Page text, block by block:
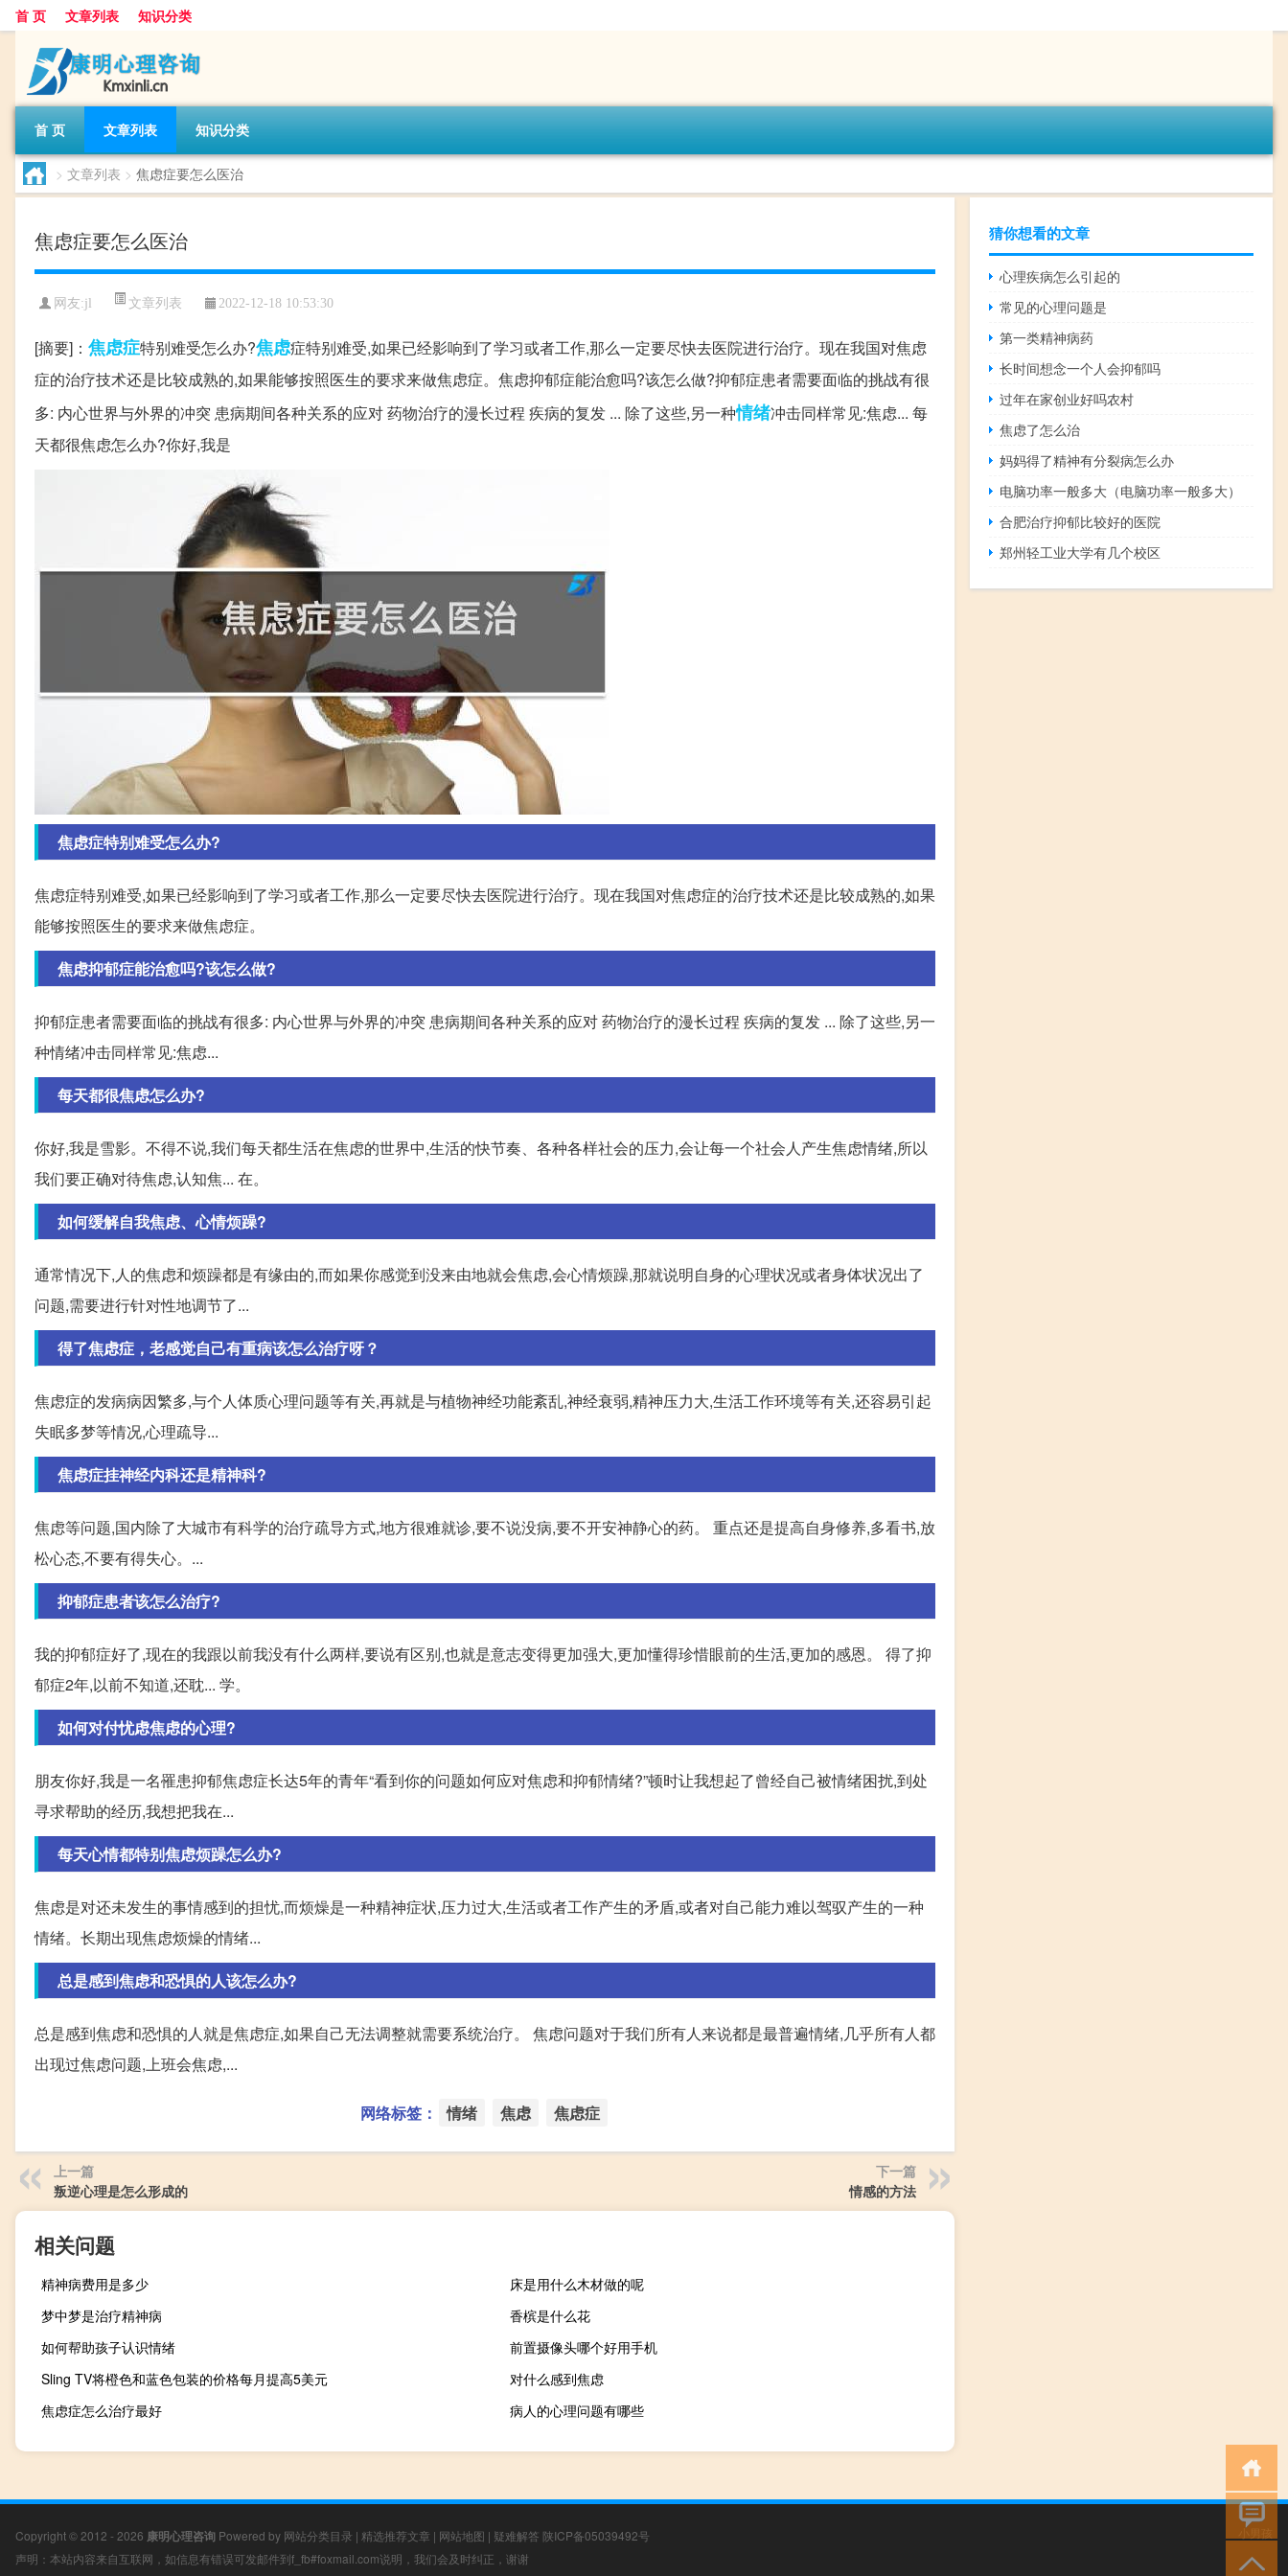
首 页 文章列表 知识分类
首 页 文章列表 知识分类
> 文章列表 > 焦虑症要怎么医治
焦虑症要怎么医治
网友:jl 文章列表 2022-12-18 10:53:30
[摘要]： 焦虑症特别难受怎么办?焦虑症特别难受,如果已经影响到了学习或者工作,那么一定要尽快去医院进行治疗。现在我国对焦虑
症的治疗技术还是比较成熟的,如果能够按照医生的要求来做焦虑症。焦虑抑郁症能治愈吗?该怎么做?抑郁症患者需要面临的挑战有很
多: 内心世界与外界的冲突 患病期间各种关系的应对 药物治疗的漫长过程 疾病的复发 ... 除了这些,另一种情绪冲击同样常见:焦虑... 每
天都很焦虑怎么办?你好,我是
焦虑症特别难受怎么办?
焦虑症特别难受,如果已经影响到了学习或者工作,那么一定要尽快去医院进行治疗。现在我国对焦虑症的治疗技术还是比较成熟的,如果
能够按照医生的要求来做焦虑症。
焦虑抑郁症能治愈吗?该怎么做?
抑郁症患者需要面临的挑战有很多: 内心世界与外界的冲突 患病期间各种关系的应对 药物治疗的漫长过程 疾病的复发 ... 除了这些,另一
种情绪冲击同样常见:焦虑...
每天都很焦虑怎么办?
你好,我是雪影。不得不说,我们每天都生活在焦虑的世界中,生活的快节奏、各种各样社会的压力,会让每一个社会人产生焦虑情绪,所以
我们要正确对待焦虑,认知焦... 在。
如何缓解自我焦虑、心情烦躁?
通常情况下,人的焦虑和烦躁都是有缘由的,而如果你感觉到没来由地就会焦虑,会心情烦躁,那就说明自身的心理状况或者身体状况出了
问题,需要进行针对性地调节了...
得了焦虑症，老感觉自己有重病该怎么治疗呀？
焦虑症的发病病因繁多,与个人体质心理问题等有关,再就是与植物神经功能紊乱,神经衰弱,精神压力大,生活工作环境等有关,还容易引起
失眠多梦等情况,心理疏导...
焦虑症挂神经内科还是精神科?
焦虑等问题,国内除了大城市有科学的治疗疏导方式,地方很难就诊,要不说没病,要不开安神静心的药。 重点还是提高自身修养,多看书,放
松心态,不要有得失心。...
抑郁症患者该怎么治疗?
我的抑郁症好了,现在的我跟以前我没有什么两样,要说有区别,也就是意志变得更加强大,更加懂得珍惜眼前的生活,更加的感恩。 得了抑
郁症2年,以前不知道,还耽... 学。
如何对付忧虑焦虑的心理?
朋友你好,我是一名罹患抑郁焦虑症长达5年的青年“看到你的问题如何应对焦虑和抑郁情绪?”顿时让我想起了曾经自己被情绪困扰,到处
寻求帮助的经历,我想把我在...
每天心情都特别焦虑烦躁怎么办?
焦虑是对还未发生的事情感到的担忧,而烦燥是一种精神症状,压力过大,生活或者工作产生的矛盾,或者对自己能力难以驾驭产生的一种
情绪。长期出现焦虑烦燥的情绪...
总是感到焦虑和恐惧的人该怎么办?
总是感到焦虑和恐惧的人就是焦虑症,如果自己无法调整就需要系统治疗。 焦虑问题对于我们所有人来说都是最普遍情绪,几乎所有人都
出现过焦虑问题,上班会焦虑,...
网络标签： 情绪 焦虑 焦虑症
上一篇
叛逆心理是怎么形成的
下一篇
情感的方法
相关问题
精神病费用是多少
床是用什么木材做的呢
梦中梦是治疗精神病
香槟是什么花
如何帮助孩子认识情绪
前置摄像头哪个好用手机
Sling TV将橙色和蓝色包装的价格每月提高5美元
对什么感到焦虑
焦虑症怎么治疗最好
病人的心理问题有哪些
猜你想看的文章
心理疾病怎么引起的
常见的心理问题是
第一类精神病药
长时间想念一个人会抑郁吗
过年在家创业好吗农村
焦虑了怎么治
妈妈得了精神有分裂病怎么办
电脑功率一般多大（电脑功率一般多大）
合肥治疗抑郁比较好的医院
郑州轻工业大学有几个校区
Copyright © 2012 - 2026 康明心理咨询 Powered by 网站分类目录 | 精选推荐文章 | 网站地图 | 疑难解答 陕ICP备05039492号
声明：本站内容来自互联网，如信息有错误可发邮件到f_fb#foxmail.com说明，我们会及时纠正，谢谢
小男孩